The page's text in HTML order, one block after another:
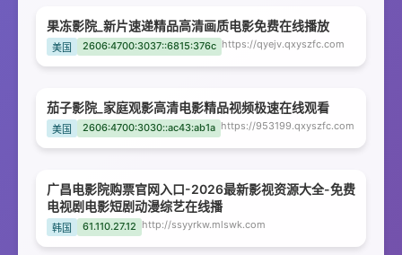
果冻影院_新片速递精品高清画质电影免费在线播放
美国 2606:4700:3037::6815:376c https://qyejv.qxyszfc.com
茄子影院_家庭观影高清电影精品视频极速在线观看
美国 2606:4700:3030::ac43:ab1a https://953199.qxyszfc.com
广昌电影院购票官网入口-2026最新影视资源大全-免费
电视剧电影短剧动漫综艺在线播
韩国 61.110.27.12 http://ssyyrkw.mlswk.com